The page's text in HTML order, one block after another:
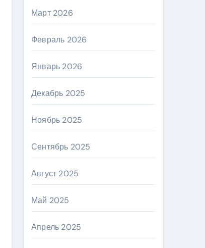
Март 2026
Февраль 2026
Январь 2026
Декабрь 2025
Ноябрь 2025
Сентябрь 2025
Август 2025
Май 2025
Апрель 2025